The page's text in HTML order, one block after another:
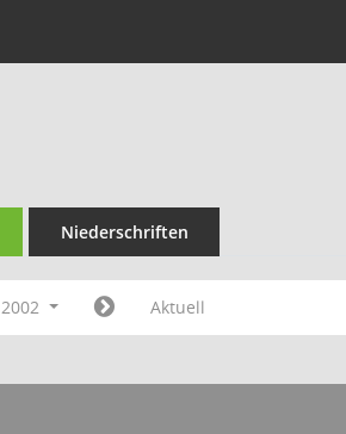
Niederschriften
2002 Aktuell